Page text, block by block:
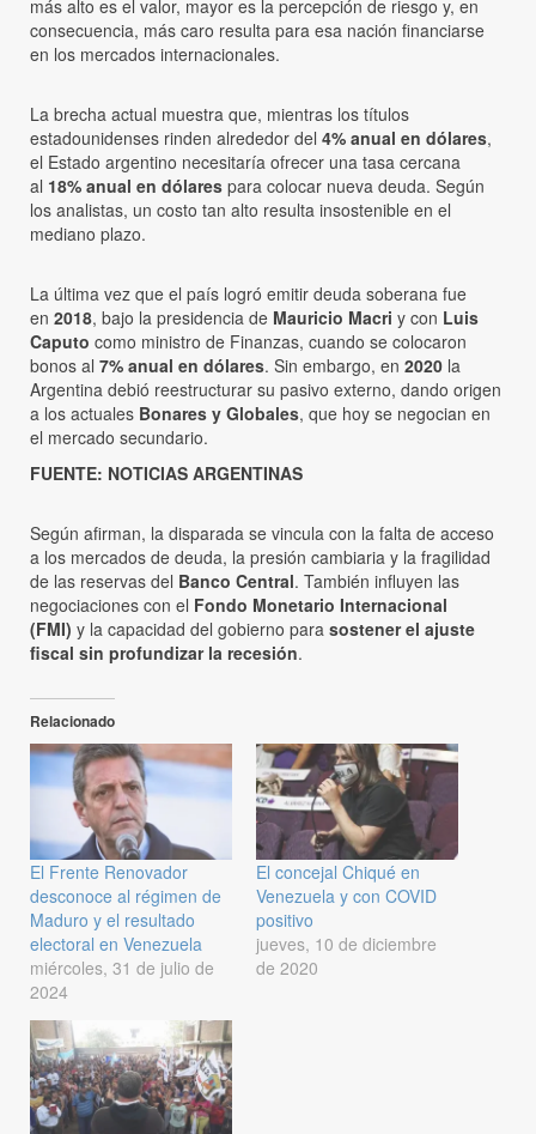
más alto es el valor, mayor es la percepción de riesgo y, en
consecuencia, más caro resulta para esa nación financiarse
en los mercados internacionales.
La brecha actual muestra que, mientras los títulos
estadounidenses rinden alrededor del 4% anual en dólares,
el Estado argentino necesitaría ofrecer una tasa cercana
al 18% anual en dólares para colocar nueva deuda. Según
los analistas, un costo tan alto resulta insostenible en el
mediano plazo.
La última vez que el país logró emitir deuda soberana fue
en 2018, bajo la presidencia de Mauricio Macri y con Luis
Caputo como ministro de Finanzas, cuando se colocaron
bonos al 7% anual en dólares. Sin embargo, en 2020 la
Argentina debió reestructurar su pasivo externo, dando origen
a los actuales Bonares y Globales, que hoy se negocian en
el mercado secundario.
FUENTE: NOTICIAS ARGENTINAS
Según afirman, la disparada se vincula con la falta de acceso
a los mercados de deuda, la presión cambiaria y la fragilidad
de las reservas del Banco Central. También influyen las
negociaciones con el Fondo Monetario Internacional
(FMI) y la capacidad del gobierno para sostener el ajuste
fiscal sin profundizar la recesión.
Relacionado
El Frente Renovador
desconoce al régimen de
Maduro y el resultado
electoral en Venezuela
miércoles, 31 de julio de
2024
El concejal Chiqué en
Venezuela y con COVID
positivo
jueves, 10 de diciembre
de 2020